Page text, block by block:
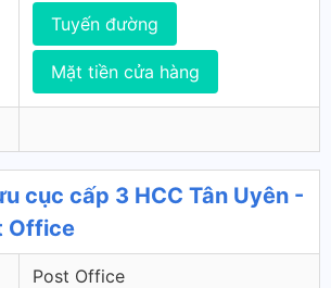
Tuyến đường
Mặt tiền cửa hàng
cục cấp 3 HCC Tân Uyên -
Office
Post Office